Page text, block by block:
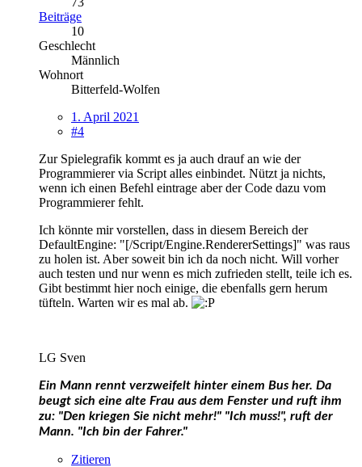
Beiträge
10
Geschlecht
Männlich
Wohnort
Bitterfeld-Wolfen
1. April 2021
#4
Zur Spielegrafik kommt es ja auch drauf an wie der
Programmierer via Script alles einbindet. Nützt ja nichts,
wenn ich einen Befehl eintrage aber der Code dazu vom
Programmierer fehlt.
Ich könnte mir vorstellen, dass in diesem Bereich der
DefaultEngine: "[/Script/Engine.RendererSettings]" was raus
zu holen ist. Aber soweit bin ich da noch nicht. Will vorher
auch testen und nur wenn es mich zufrieden stellt, teile ich es.
Gibt bestimmt hier noch einige, die ebenfalls gern herum
tüfteln. Warten wir es mal ab.
LG Sven
Ein Mann rennt verzweifelt hinter einem Bus her. Da
beugt sich eine alte Frau aus dem Fenster und ruft ihm
zu: "Den kriegen Sie nicht mehr!" "Ich muss!", ruft der
Mann. "Ich bin der Fahrer."
Zitieren